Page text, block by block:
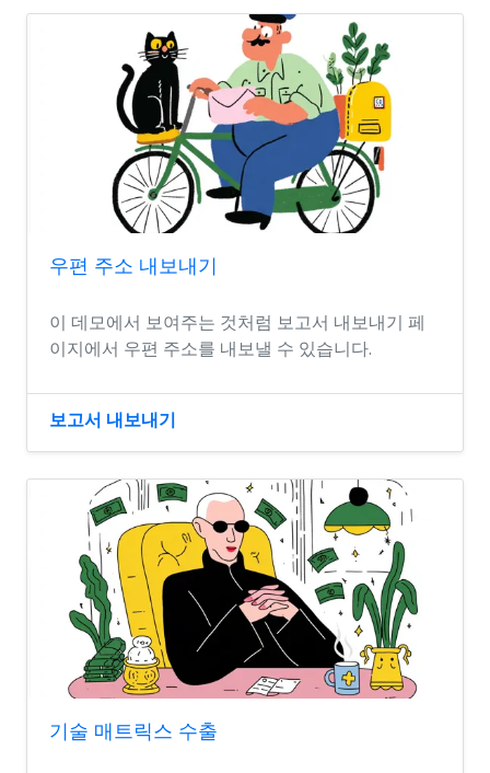
우편 주소 내보내기
이 데모에서 보여주는 것처럼 보고서 내보내기 페
이지에서 우편 주소를 내보낼 수 있습니다.
보고서 내보내기
기술 매트릭스 수출